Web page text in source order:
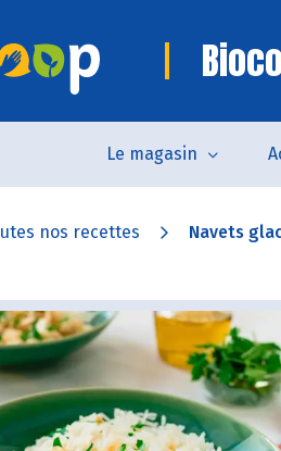
Le magasin
nos recettes Navets